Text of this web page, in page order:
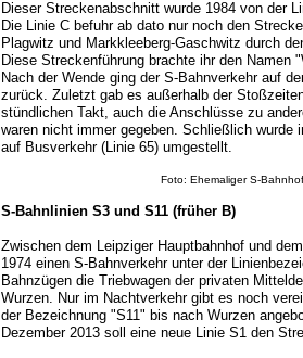
Dieser Streckenabschnitt wurde 1984 von der
Die Linie C befuhr ab dato nur noch den
Plagwitz und Markkleeberg-Gaschwitz durch
Diese Streckenführung brachte ihr den Namen
Nach der Wende ging der S-Bahnverkehr auf
zurück. Zuletzt gab es außerhalb der
stündlichen Takt, auch die Anschlüsse zu
waren nicht immer gegeben. Schließlich wurde
auf Busverkehr (Linie 65) umgestellt.
Foto: EhemaligerS-
S-Bahnlinien S3 und S11 (früher B)
Zwischen dem Leipziger Hauptbahnhof und
1974 einen S-Bahnverkehr unter der
Bahnzügen die Triebwagen der privaten
Wurzen. Nur im Nachtverkehr gibt es noch
der Bezeichnung "S11" bis nach Wurzen
Dezember 2013 soll eine neue Linie S1 den